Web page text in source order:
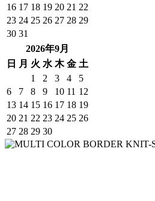
16 17 18 19 20 21 22
23 24 25 26 27 28 29
30 31
2026年9月
日
月 火 水 木 金 土
1
2 3 4
5
6
7 8 9 10 11 12
13 14 15 16 17 18 19
20 21 22 23 24 25 26
27 28 29 30